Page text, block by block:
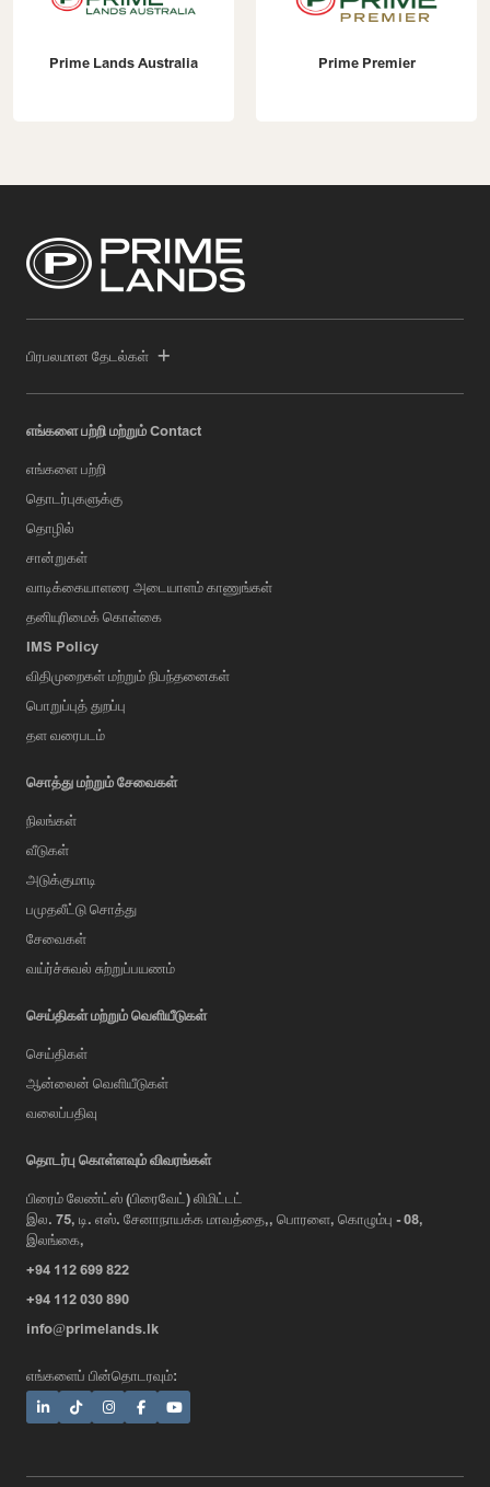
Prime Lands Australia Prime Premier
பிரபலமான தேடல்கள்
எங்களை பற்றி மற்றும் Contact
எங்களை பற்றி
தொடர்புகளுக்கு
தொழில்
சான்றுகள்
வாடிக்கையாளரை அடையாளம் காணுங்கள்
தனியுரிமைக் கொள்கை
IMS Policy
விதிமுறைகள் மற்றும் நிபந்தனைகள்
பொறுப்புத் துறப்பு
தள வரைபடம்
சொத்து மற்றும் சேவைகள்
நிலங்கள்
வீடுகள்
அடுக்குமாடி
பமுதலீட்டு சொத்து
சேவைகள்
வய்ர்ச்சுவல் சுற்றுப்பயணம்
செய்திகள் மற்றும் வெளியீடுகள்
செய்திகள்
ஆன்லைன் வெளியீடுகள்
வலைப்பதிவு
தொடர்பு கொள்ளவும் விவரங்கள்
பிரைம் லேண்ட்ஸ் (பிரைவேட்) லிமிட்டட்
இல. 75, டி. எஸ். சேனாநாயக்க மாவத்தை,, பொரளை, கொழும்பு - 08,
இலங்கை,
+94 112 699 822
+94 112 030 890
info@primelands.lk
எங்களைப் பின்தொடரவும்: